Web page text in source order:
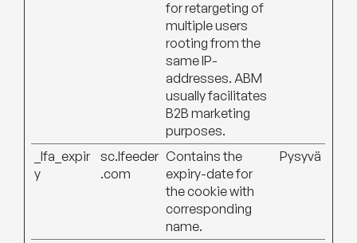
for retargeting of
multiple users
rooting from the
same IP-
addresses. ABM
usually facilitates
B2B marketing
purposes.
_lfa_expir
y
sc.lfeeder
.com
Contains the
expiry-date for
the cookie with
corresponding
name.
Pysyvä